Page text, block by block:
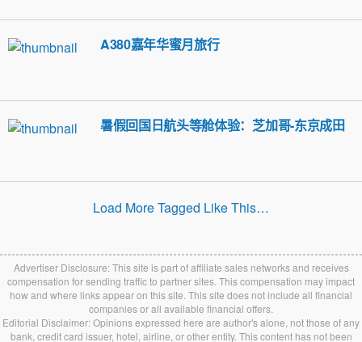
A380嘉年华蜜月旅行
暑假回国日航头等舱体验：芝加哥-东京成田
Load More Tagged Like This…
Advertiser Disclosure: This site is part of affiliate sales networks and receives
compensation for sending traffic to partner sites. This compensation may impact
how and where links appear on this site. This site does not include all financial
companies or all available financial offers.
Editorial Disclaimer: Opinions expressed here are author's alone, not those of any
bank, credit card issuer, hotel, airline, or other entity. This content has not been